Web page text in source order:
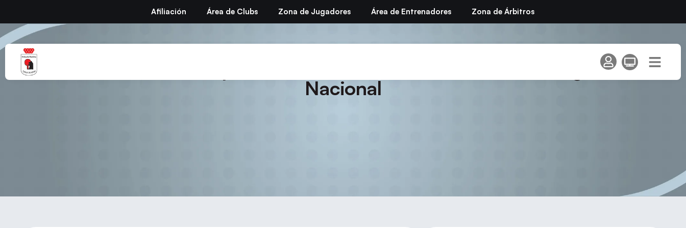
Afiliación Área de Clubs Zona de Jugadores Área de Entrenadores Zona de Árbitros
Circular Nº 10 Temporada 2012/13 – Fase de Ascenso a Segunda
Nacional